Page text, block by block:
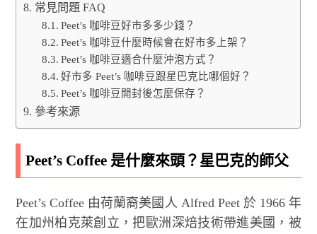
常見問題 FAQ
Peet’s 咖啡豆好市多多少錢？
Peet’s 咖啡豆什麼時候會在好市多上架？
Peet’s 咖啡豆適合什麼沖泡方式？
好市多 Peet’s 咖啡豆跟星巴克比哪個好？
Peet’s 咖啡豆開封後怎麼保存？
參考來源
Peet’s Coffee 是什麼來頭？星巴克的師父
Peet’s Coffee 由荷蘭裔美國人 Alfred Peet 於 1966 年
在加州柏克萊創立，把歐洲深焙技術帶進美國，被